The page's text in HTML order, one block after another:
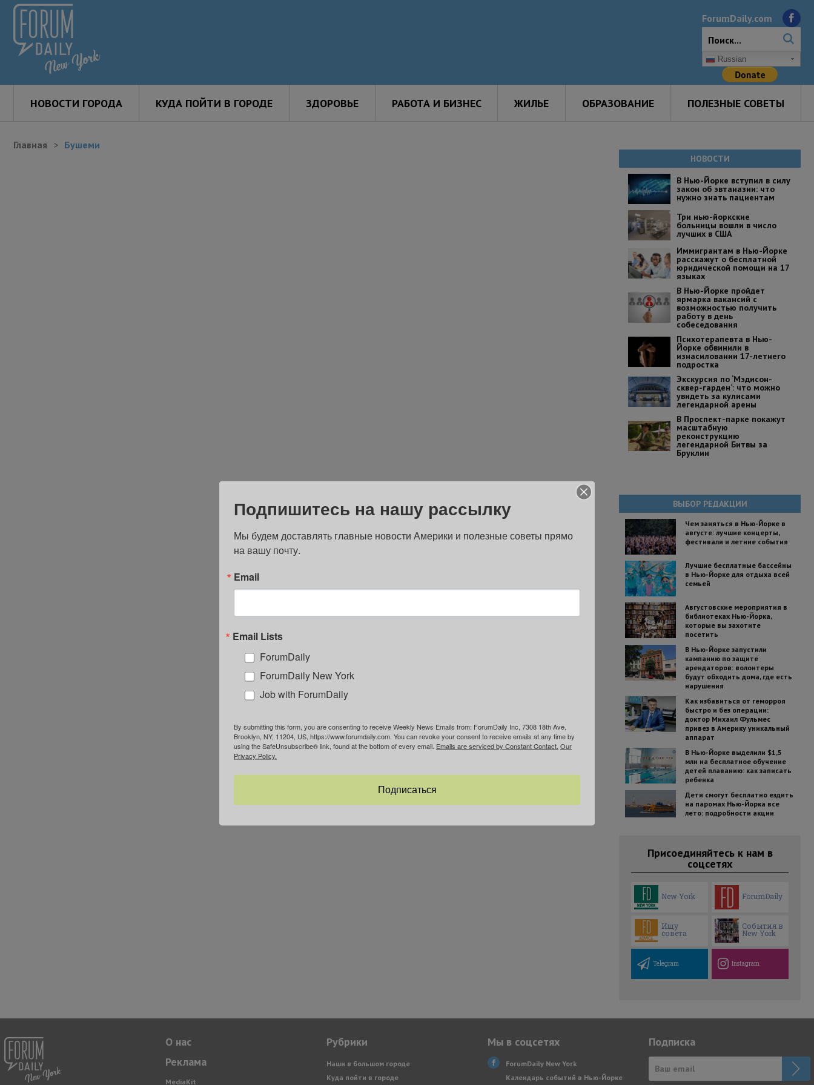
ForumDaily.com
Russian
НОВОСТИ ГОРОДА КУДА ПОЙТИ В ГОРОДЕ ЗДОРОВЬЕ РАБОТА И БИЗНЕС ЖИЛЬЕ ОБРАЗОВАНИЕ ПОЛЕЗНЫЕ СОВЕТЫ
Главная Бушеми
НОВОСТИ
В Нью-Йорке вступил в силу
закон об эвтаназии: что
нужно знать пациентам
Три нью-йоркские
больницы вошли в число
лучших в США
Иммигрантам в Нью-Йорке
расскажут о бесплатной
юридической помощи на 17
языках
В Нью-Йорке пройдет
ярмарка вакансий с
возможностью получить
работу в день
собеседования
Психотерапевта в Нью-
Йорке обвинили в
изнасиловании 17-летнего
подростка
Экскурсия по ‘Мэдисон-
сквер-гарден’: что можно
увидеть за кулисами
легендарной арены
В Проспект-парке покажут
масштабную
реконструкцию
легендарной Битвы за
Бруклин
ВЫБОР РЕДАКЦИИ
Чем заняться в Нью-Йорке в
августе: лучшие концерты,
фестивали и летние события
Лучшие бесплатные бассейны
в Нью-Йорке для отдыха всей
семьей
Августовские мероприятия в
библиотеках Нью-Йорка,
которые вы захотите
посетить
В Нью-Йорке запустили
кампанию по защите
арендаторов: волонтеры
будут обходить дома, где есть
нарушения
Как избавиться от геморроя
быстро и без операции:
доктор Михаил Фульмес
привез в Америку уникальный
аппарат
В Нью-Йорке выделили $1,5
млн на бесплатное обучение
детей плаванию: как записать
ребенка
Дети смогут бесплатно ездить
на паромах Нью-Йорка все
лето: подробности акции
Присоединяйтесь к нам в
соцсетях
New York ForumDaily
Ищу
совета
События в
New York
Telegram Instagram
О нас
Реклама
MediaKit
Рубрики
Наши в большом городе
Куда пойти в городе
Мы в соцсетях
ForumDaily New York
Календарь событий в Нью-Йорке
Подписка
Подпишитесь на нашу рассылку
Мы будем доставлять главные новости Америки и полезные советы прямо
на вашу почту.
Email
Email Lists
ForumDaily
ForumDaily New York
Job with ForumDaily
By submitting this form, you are consenting to receive Weekly News Emails from: ForumDaily Inc, 7308 18th Ave,
Brooklyn, NY, 11204, US, https://www.forumdaily.com. You can revoke your consent to receive emails at any time by
using the SafeUnsubscribe® link, found at the bottom of every email. Emails are serviced by Constant Contact. Our
Privacy Policy.
Подписаться